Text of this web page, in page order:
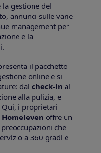
la gestione del
annunci sulle varie
management per
e la
il pacchetto
online e si
dal check-in al
alla pulizia, e
Qui, i proprietari
Homeleven offre un
che
a 360 gradi e